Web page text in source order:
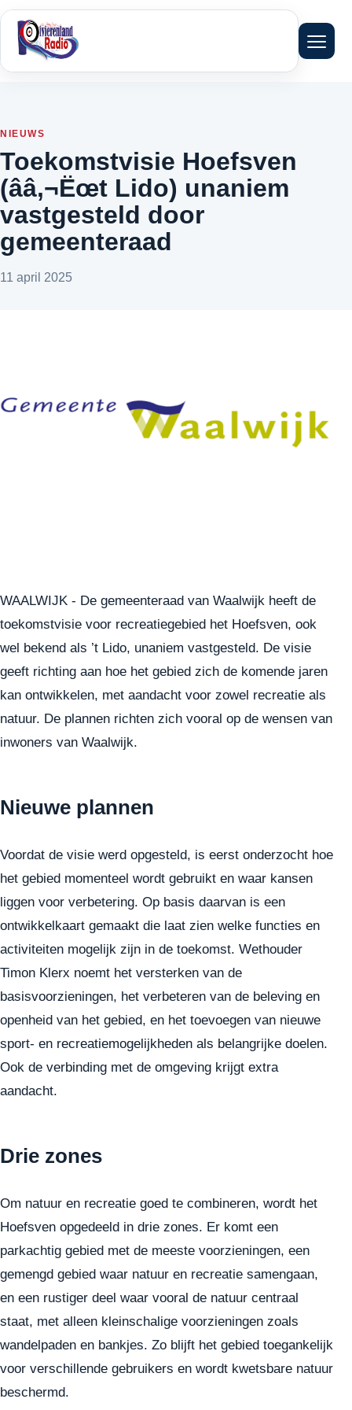
Menu
NIEUWS
Toekomstvisie Hoefsven
(ââ‚¬Ëœt Lido) unaniem
vastgesteld door
gemeenteraad
11 april 2025
WAALWIJK - De gemeenteraad van Waalwijk heeft de
toekomstvisie voor recreatiegebied het Hoefsven, ook
wel bekend als ’t Lido, unaniem vastgesteld. De visie
geeft richting aan hoe het gebied zich de komende jaren
kan ontwikkelen, met aandacht voor zowel recreatie als
natuur. De plannen richten zich vooral op de wensen van
inwoners van Waalwijk.
Nieuwe plannen
Voordat de visie werd opgesteld, is eerst onderzocht hoe
het gebied momenteel wordt gebruikt en waar kansen
liggen voor verbetering. Op basis daarvan is een
ontwikkelkaart gemaakt die laat zien welke functies en
activiteiten mogelijk zijn in de toekomst. Wethouder
Timon Klerx noemt het versterken van de
basisvoorzieningen, het verbeteren van de beleving en
openheid van het gebied, en het toevoegen van nieuwe
sport- en recreatiemogelijkheden als belangrijke doelen.
Ook de verbinding met de omgeving krijgt extra
aandacht.
Drie zones
Om natuur en recreatie goed te combineren, wordt het
Hoefsven opgedeeld in drie zones. Er komt een
parkachtig gebied met de meeste voorzieningen, een
gemengd gebied waar natuur en recreatie samengaan,
en een rustiger deel waar vooral de natuur centraal
staat, met alleen kleinschalige voorzieningen zoals
wandelpaden en bankjes. Zo blijft het gebied toegankelijk
voor verschillende gebruikers en wordt kwetsbare natuur
beschermd.